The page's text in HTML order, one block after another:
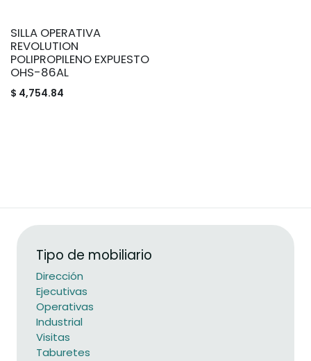
SILLA OPERATIVA
REVOLUTION
POLIPROPILENO EXPUESTO
OHS-86AL
$ 4,754.84
Tipo de mobiliario
Dirección
Ejecutivas
Operativas
Industrial
Visitas
Taburetes